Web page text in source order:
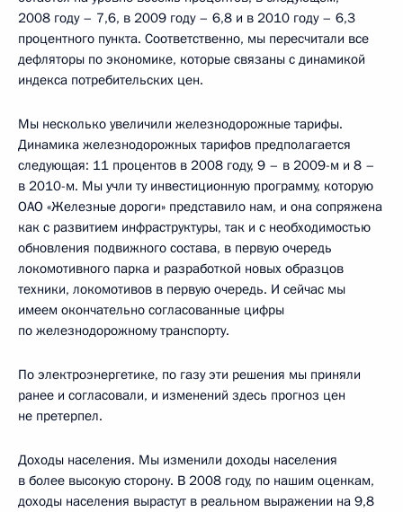
2008 году – 7,6, в 2009 году – 6,8 и в 2010 году – 6,3
процентного пункта. Соответственно, мы пересчитали все
дефляторы по экономике, которые связаны с динамикой
индекса потребительских цен.
Мы несколько увеличили железнодорожные тарифы.
Динамика железнодорожных тарифов предполагается
следующая: 11 процентов в 2008 году, 9 – в 2009-м и 8 –
в 2010-м. Мы учли ту инвестиционную программу, которую
ОАО «Железные дороги» представило нам, и она сопряжена
как с развитием инфраструктуры, так и с необходимостью
обновления подвижного состава, в первую очередь
локомотивного парка и разработкой новых образцов
техники, локомотивов в первую очередь. И сейчас мы
имеем окончательно согласованные цифры
по железнодорожному транспорту.
По электроэнергетике, по газу эти решения мы приняли
ранее и согласовали, и изменений здесь прогноз цен
не претерпел.
Доходы населения. Мы изменили доходы населения
в более высокую сторону. В 2008 году, по нашим оценкам,
доходы населения вырастут в реальном выражении на 9,8